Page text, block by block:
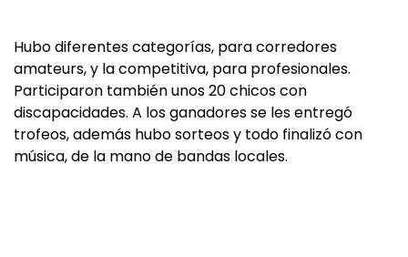
Hubo diferentes categorías, para corredores
amateurs, y la competitiva, para profesionales.
Participaron también unos 20 chicos con
discapacidades. A los ganadores se les entregó
trofeos, además hubo sorteos y todo finalizó con
música, de la mano de bandas locales.